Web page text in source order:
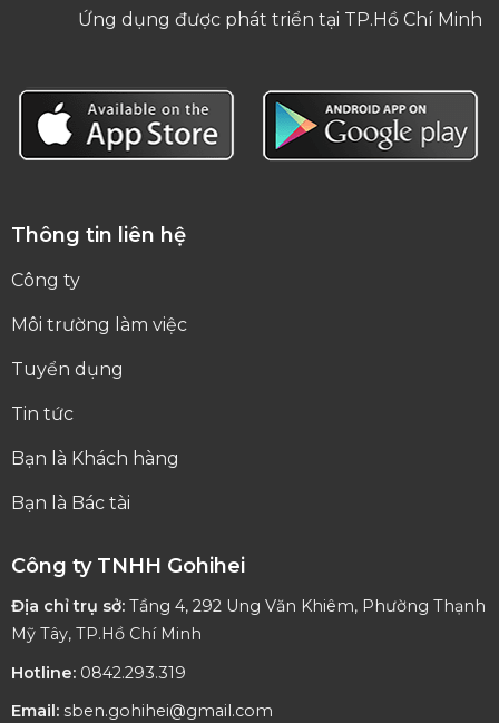
Ứng dụng được phát triển tại TP.Hồ Chí Minh
Thông tin liên hệ
Công ty
Môi trường làm việc
Tuyển dụng
Tin tức
Bạn là Khách hàng
Bạn là Bác tài
Công ty TNHH Gohihei
Địa chỉ trụ sở:Tầng 4, 292 Ung Văn Khiêm, Phường Thạnh
Mỹ Tây, TP.Hồ Chí Minh
Hotline:0842.293.319
Email: sben.gohihei@gmail.com